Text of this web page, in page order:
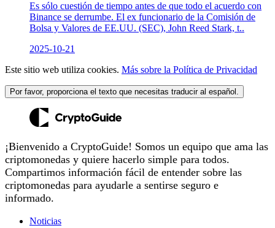
Es sólo cuestión de tiempo antes de que todo el acuerdo con
Binance se derrumbe. El ex funcionario de la Comisión de
Bolsa y Valores de EE.UU. (SEC), John Reed Stark, t..
2025-10-21
Este sitio web utiliza cookies. Más sobre la Política de Privacidad
Por favor, proporciona el texto que necesitas traducir al español.
¡Bienvenido a CryptoGuide! Somos un equipo que ama las
criptomonedas y quiere hacerlo simple para todos.
Compartimos información fácil de entender sobre las
criptomonedas para ayudarle a sentirse seguro e
informado.
Noticias